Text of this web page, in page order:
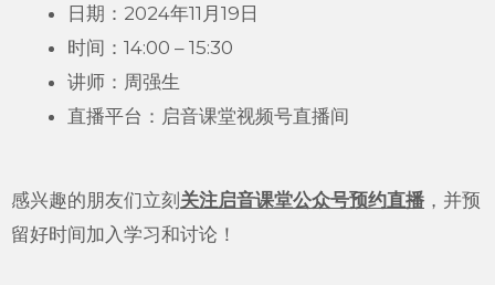
日期：2024年11月19日
时间：14:00 – 15:30
讲师：周强生
直播平台：启音课堂视频号直播间
感兴趣的朋友们立刻 关注启音课堂公众号预约直播 ，并预
留好时间加入学习和讨论！